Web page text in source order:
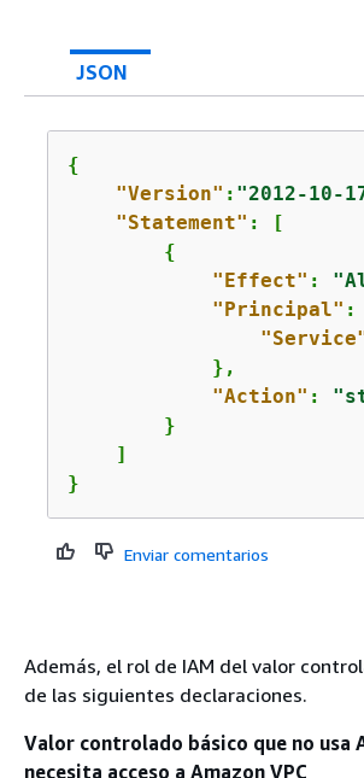
JSON
{
"Version" : "2012-10-
"Statement" : [
{
"Effect" :
"Principal" :
            },
"Action" :
        }
    ]
}
Enviar comentarios
Además, el rol de IAM del valor
de las siguientes declaraciones.
Valor controlado básico que no usa
necesita acceso a Amazon VPC